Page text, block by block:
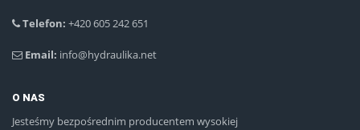
Telefon: +420 605 242 651
Email: info@hydraulika.net
O NAS
Jesteśmy bezpośrednim producentem wysokiej